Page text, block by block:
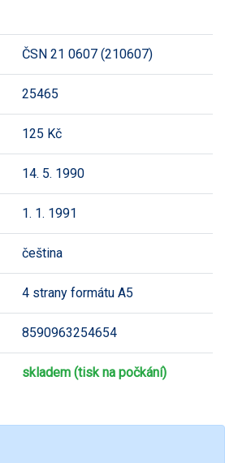
ČSN 21 0607 (210607)
25465
125 Kč
14. 5. 1990
1. 1. 1991
čeština
4 strany formátu A5
8590963254654
skladem (tisk na počkání)